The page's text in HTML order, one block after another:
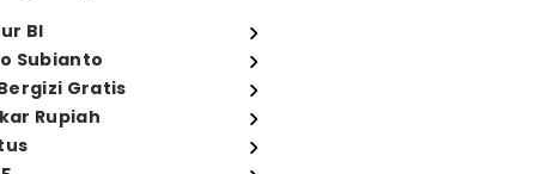
BI
Subianto
Gratis
Rupiah